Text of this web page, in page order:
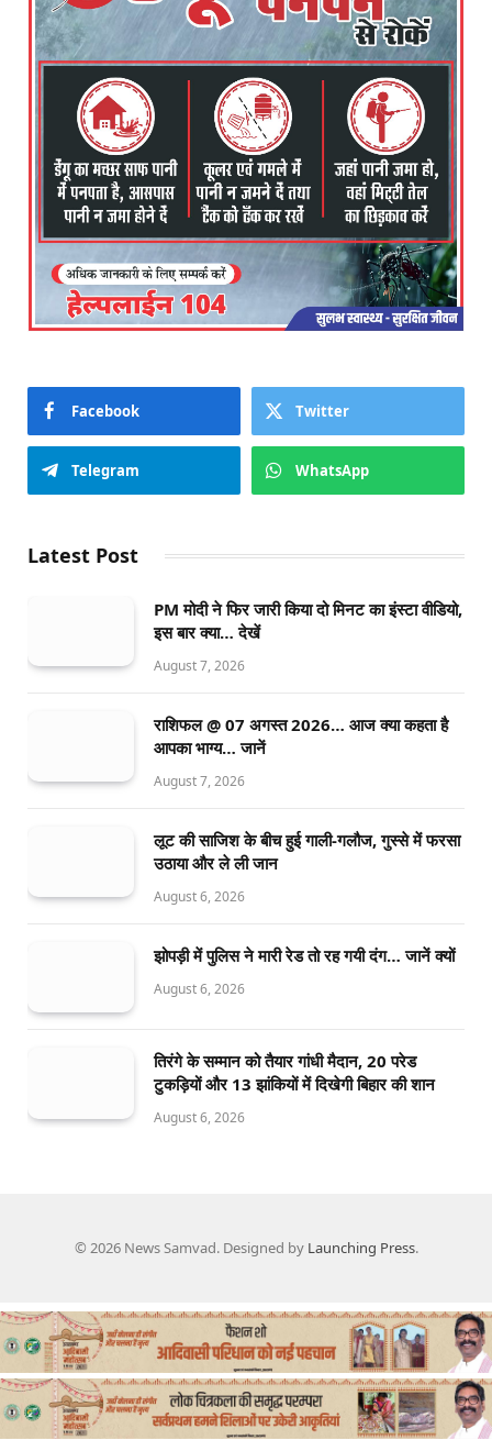
Facebook Twitter
Telegram WhatsApp
Latest Post
PM मोदी ने फिर जारी किया दो मिनट का इंस्टा वीडियो,
इस बार क्या… देखें
August 7, 2026
राशिफल @ 07 अगस्त 2026… आज क्या कहता है
आपका भाग्य… जानें
August 7, 2026
लूट की साजिश के बीच हुई गाली-गलौज, गुस्से में फरसा
उठाया और ले ली जान
August 6, 2026
झोपड़ी में पुलिस ने मारी रेड तो रह गयी दंग… जानें क्यों
August 6, 2026
तिरंगे के सम्मान को तैयार गांधी मैदान, 20 परेड
टुकड़ियों और 13 झांकियों में दिखेगी बिहार की शान
August 6, 2026
© 2026 News Samvad. Designed by Launching Press.